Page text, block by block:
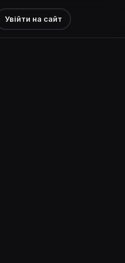
Увійти на сайт